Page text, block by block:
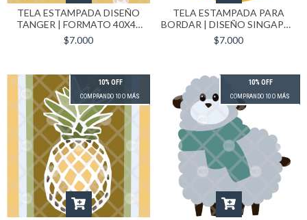
TELA ESTAMPADA DISEÑO
TANGER | FORMATO 40X40
CM
$7.000
TELA ESTAMPADA PARA
BORDAR | DISEÑO SINGAPUR
| FORMATO 40X40 CM
$7.000
10% OFF
COMPRANDO 10 O MÁS
10% OFF
COMPRANDO 10 O MÁS